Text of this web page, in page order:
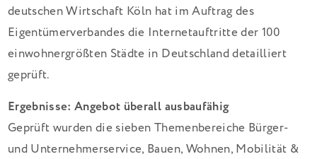
deutschen Wirtschaft Köln hat im Auftrag des
Eigentümerverbandes die Internetauftritte der 100
einwohnergrößten Städte in Deutschland detailliert
geprüft.
Ergebnisse: Angebot überall ausbaufähig
Geprüft wurden die sieben Themenbereiche Bürger-
und Unternehmerservice, Bauen, Wohnen, Mobilität &